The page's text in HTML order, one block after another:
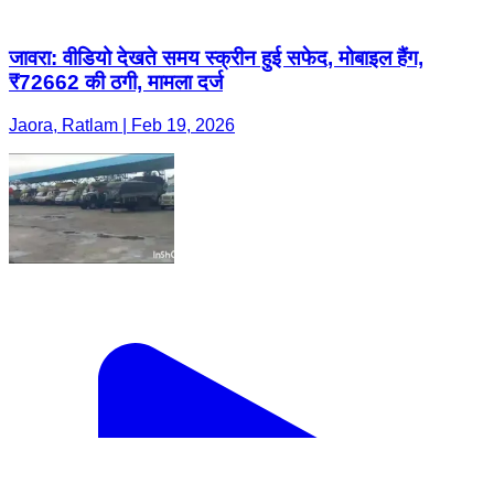
जावरा: वीडियो देखते समय स्क्रीन हुई सफेद, मोबाइल हैंग,
₹72662 की ठगी, मामला दर्ज
Jaora, Ratlam | Feb 19, 2026